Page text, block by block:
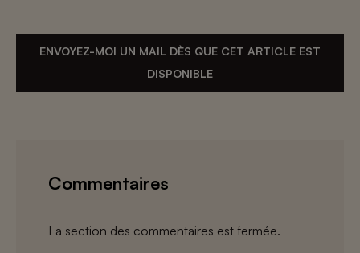
ENVOYEZ-MOI UN MAIL DÈS QUE CET ARTICLE EST
DISPONIBLE
Commentaires
La section des commentaires est fermée.